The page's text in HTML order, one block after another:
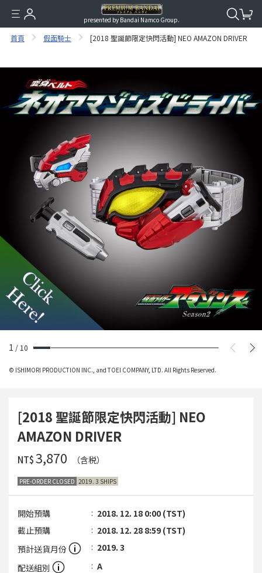
presented by Bandai Namco Group.
首頁 假面騎士 [2018 聖誕節限定快閃活動] NEO AMAZON DRIVER
1 / 10
© ISHIMORI PRODUCTION INC., and TOEI COMPANY, LTD. All Rights Reserved.
[2018 聖誕節限定快閃活動] NEO
AMAZON DRIVER
NT$‌3,870 （含税）
PRE-ORDER CLOSED 2019. 3 SHIPS
開始預購
2018. 12. 18 0:00 (TST)
截止預購
2018. 12. 28 8:59 (TST)
預計送貨月份
2019. 3
配送組別
A